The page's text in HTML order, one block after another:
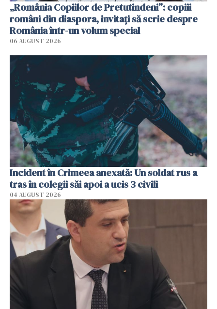
„România Copiilor de Pretutindeni”: copiii
români din diaspora, invitați să scrie despre
România într-un volum special
06 AUGUST 2026
Incident în Crimeea anexată: Un soldat rus a
tras în colegii săi apoi a ucis 3 civili
04 AUGUST 2026